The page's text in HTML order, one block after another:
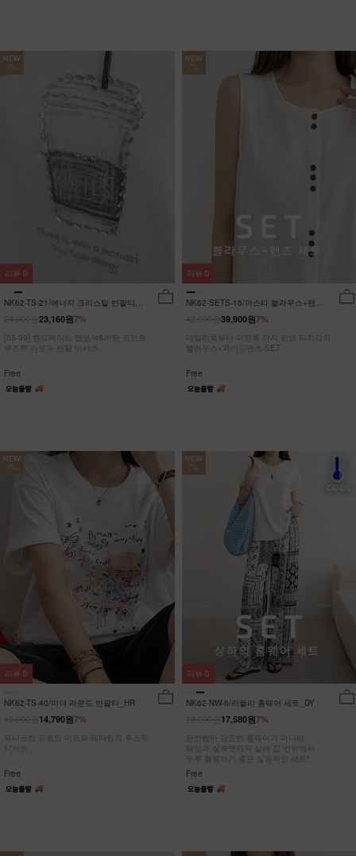
NEW
7%
NK62-TS-21/에너지 크리스탈 반팔티
7%
23,160원
[55-99] 핸드메이드 캡보석&비딩 포인트
루즈핏 라운드 반팔 티셔츠
Free
리뷰 0
NEW
7%
NK62-SETS-18/아스타 블라우스+팬츠
7%
39,900원
데일리룩부터 여행룩 까지,린넨 터치감의
블라우스+와이드팬츠 SET
Free
리뷰 0
NEW
7%
NK62-TS-40/미야 라운드 반팔티_HR
7%
14,790원
유니크한 드로잉 아트와 레터링의 루즈핏
티셔츠
Free
리뷰 0
NEW
7%
NK62-NW-6/리플리 홈웨어 세트_DY
7%
17,580원
편안함만 강조한 홈웨어가 아니라
패턴과 실루엣까지 살려 집 안밖에서
두루 활용하기 좋은 실용적인 세트!
Free
리뷰 0